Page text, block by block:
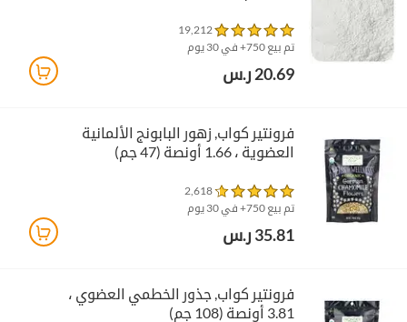
19,212
تم بيع 750+ في 30 يوم
20.69 ر.س
فرونتير كواب‏, زهور البابونج الألمانية
العضوية ، 1.66 أونصة (47 جم)
2,618
تم بيع 750+ في 30 يوم
35.81 ر.س
فرونتير كواب‏, جذور الخطمي العضوي ،
3.81 أونصة (108 جم)